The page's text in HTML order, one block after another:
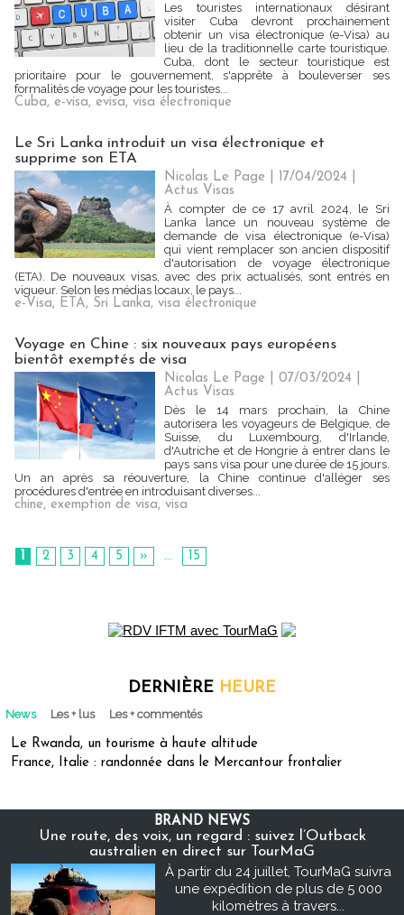
Les touristes internationaux désirant
visiter Cuba devront prochainement
obtenir un visa électronique (e-Visa) au
lieu de la traditionnelle carte touristique.
Cuba, dont le secteur touristique est
prioritaire pour le gouvernement, s'apprête à bouleverser ses
formalités de voyage pour les touristes...
Cuba, e-visa, evisa, visa électronique
Le Sri Lanka introduit un visa électronique et
supprime son ETA
Nicolas Le Page | 17/04/2024
Actus Visas
À compter de ce 17 avril 2024, le Sri
Lanka lance un nouveau système de
demande de visa électronique (e-Visa)
qui vient remplacer son ancien dispositif
d'autorisation de voyage électronique
(ETA). De nouveaux visas, avec des prix actualisés, sont entrés en
vigueur. Selon les médias locaux, le pays...
e-Visa, ETA, Sri Lanka, visa électronique
Voyage en Chine : six nouveaux pays européens
bientôt exemptés de visa
Nicolas Le Page | 07/03/2024
Actus Visas
Dès le 14 mars prochain, la Chine
autorisera les voyageurs de Belgique, de
Suisse, du Luxembourg, d'Irlande,
d'Autriche et de Hongrie à entrer dans le
pays sans visa pour une durée de 15 jours.
Un an après sa réouverture, la Chine continue d'alléger ses
procédures d'entrée en introduisant diverses...
chine, exemption de visa, visa
1 2 3 4 5 » ... 15
DERNIÈRE HEURE
News Les + lus Les + commentés
Le Rwanda, un tourisme à haute altitude
France, Italie : randonnée dans le Mercantour frontalier
BRAND NEWS
Une route, des voix, un regard : suivez l’Outback
australien en direct sur TourMaG
À partir du 24 juillet, TourMaG suivra
une expédition de plus de 5 000
kilomètres à travers...